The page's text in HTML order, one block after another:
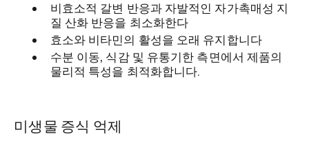
비효소적 갈변 반응과 자발적인 자가촉매성 지
질 산화 반응을 최소화한다
효소와 비타민의 활성을 오래 유지합니다
수분 이동, 식감 및 유통기한 측면에서 제품의
물리적 특성을 최적화합니다.
미생물 증식 억제